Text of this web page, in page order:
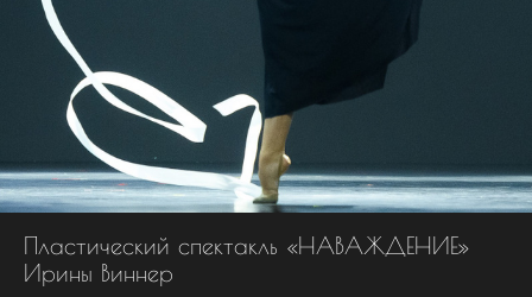
Пластический спектакль «НАВАЖДЕНИЕ»
Ирины Виннер